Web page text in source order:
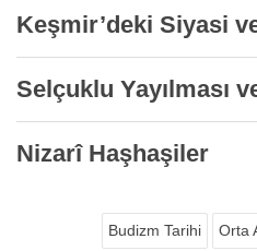
Keşmir’deki Siyasi
Selçuklu Yayılması
Nizarî Haşhaşiler
Budizm Tarihi Orta